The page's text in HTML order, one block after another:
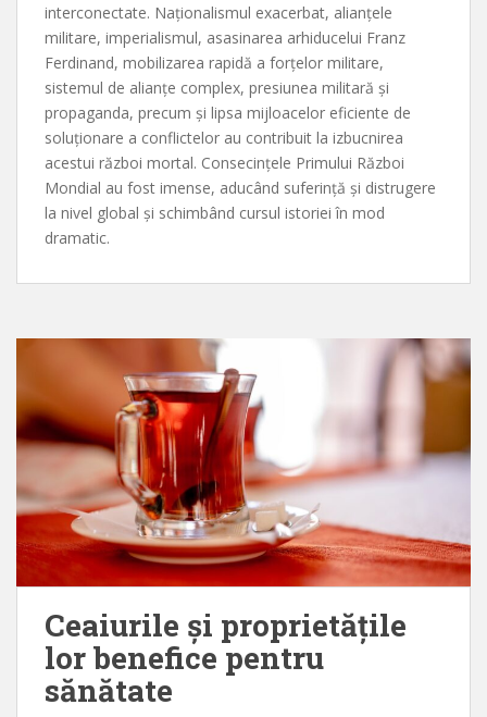
interconectate. Naționalismul exacerbat, alianțele
militare, imperialismul, asasinarea arhiducelui Franz
Ferdinand, mobilizarea rapidă a forțelor militare,
sistemul de alianțe complex, presiunea militară și
propaganda, precum și lipsa mijloacelor eficiente de
soluționare a conflictelor au contribuit la izbucnirea
acestui război mortal. Consecințele Primului Război
Mondial au fost imense, aducând suferință și distrugere
la nivel global și schimbând cursul istoriei în mod
dramatic.
Ceaiurile și proprietățile
lor benefice pentru
sănătate